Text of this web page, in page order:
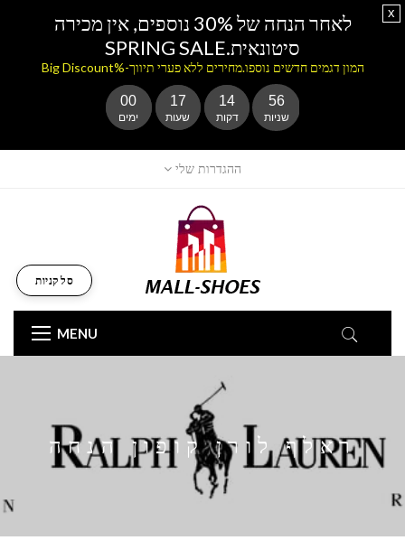
ההגדרות שלי
MENU
סל קניות
ראלף לורן קופון הנחה
לאחר הנחה של 30% נוספים, אין מכירה
סיטונאית.SPRING SALE
המון דגמים חדשים נוספו.מחירים ללא פערי תיווך-%Big Discount
00
ימים
17
שעות
14
דקות
54
שניות
x